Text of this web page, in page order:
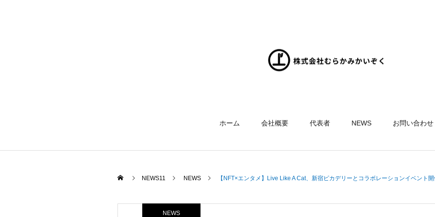
ホーム 会社概要 代表者 NEWS お問い合わせ
NEWS11 NEWS 【NFT×エンタメ】Live Like A Cat、新宿ピカデリーとコラボレーションイベント開催。幕間ムービー上映・AR体験・来場記念NFTやノベルティの配
NEWS